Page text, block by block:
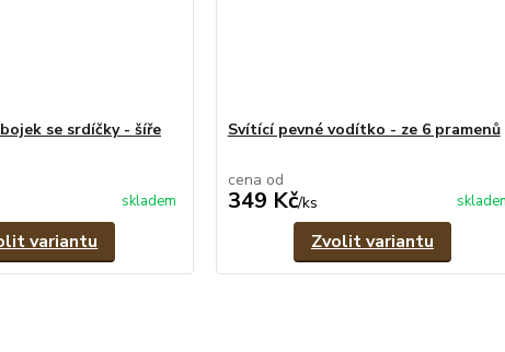
se srdíčky - šíře
skladem
variantu
Svítící pevné vodítko - ze 6 pramenů
cena od
349 Kč/ks
Zvolit variantu